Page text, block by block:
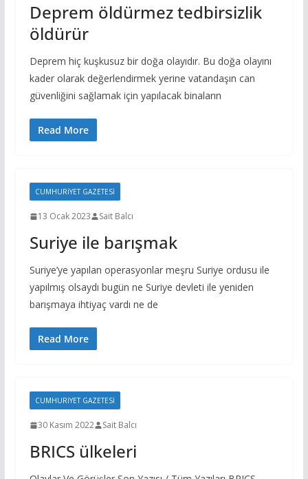
Deprem öldürmez tedbirsizlik
öldürür
Deprem hiç kuşkusuz bir doğa olayıdır. Bu doğa olayını
kader olarak değerlendirmek yerine vatandaşın can
güvenliğini sağlamak için yapılacak binaların
Read More
CUMHURIYET GAZETESI
13 Ocak 2023 Sait Balcı
Suriye ile barışmak
Suriye’ye yapılan operasyonlar meşru Suriye ordusu ile
yapılmış olsaydı bugün ne Suriye devleti ile yeniden
barışmaya ihtiyaç vardı ne de
Read More
CUMHURIYET GAZETESI
30 Kasım 2022 Sait Balcı
BRICS ülkeleri